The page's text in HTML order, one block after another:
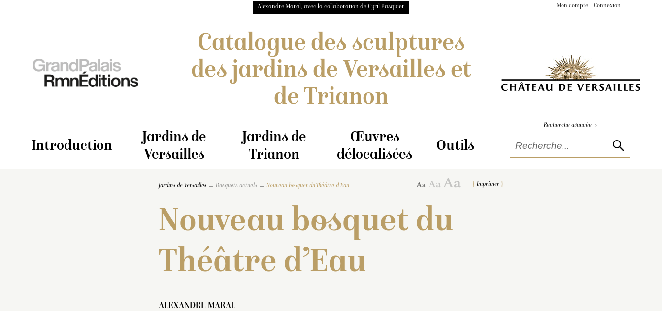
Alexandre Maral, avec la collaboration de Cyril Pasquier Mon compte Connexion
Catalogue des sculptures
des jardins de Versailles et
de Trianon
Introduction
Jardins de
Versailles
Jardins de
Trianon
Œuvres
délocalisées
Outils
Recherche avancée >
Jardins de Versailles Bosquets actuels Nouveau bosquet du Théâtre d’Eau Imprimer
Nouveau bosquet du
Théâtre d’Eau
ALEXANDRE MARAL